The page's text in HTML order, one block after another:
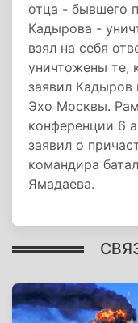
отца - бывшего
Кадырова -
взял на себя
уничтожены те,
заявил Кадыров
Эхо Москвы.
конференции 6
заявил о
командира
Ямадаева.